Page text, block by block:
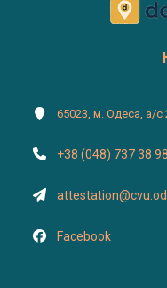
65023, м. Одеса, а/с
+38 (048) 737 38 98
Facebook